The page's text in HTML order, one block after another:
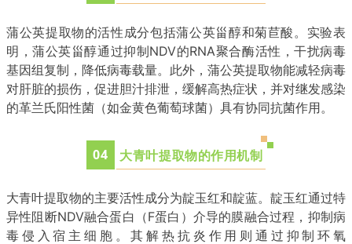
蒲公英提取物的活性成分包括蒲公英甾醇和菊苣酸。实验表
明，蒲公英甾醇通过抑制NDV的RNA聚合酶活性，干扰病毒
基因组复制，降低病毒载量。此外，蒲公英提取物能减轻病毒
对肝脏的损伤，促进胆汁排泄，缓解高热症状，并对继发感染
的革兰氏阳性菌（如金黄色葡萄球菌）具有协同抗菌作用。
04 大青叶提取物的作用机制
大青叶提取物的主要活性成分为靛玉红和靛蓝。靛玉红通过特
异性阻断NDV融合蛋白（F蛋白）介导的膜融合过程，抑制病
毒侵入宿主细胞 。其解热抗炎作用则通过抑制环氧